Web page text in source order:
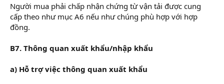
Người mua phải chấp nhận chứng từ vận tải được cung
cấp theo như mục A6 nếu như chúng phù hợp với hợp
đồng.
B7. Thông quan xuất khẩu/nhập khẩu
a) Hỗ trợ việc thông quan xuất khẩu